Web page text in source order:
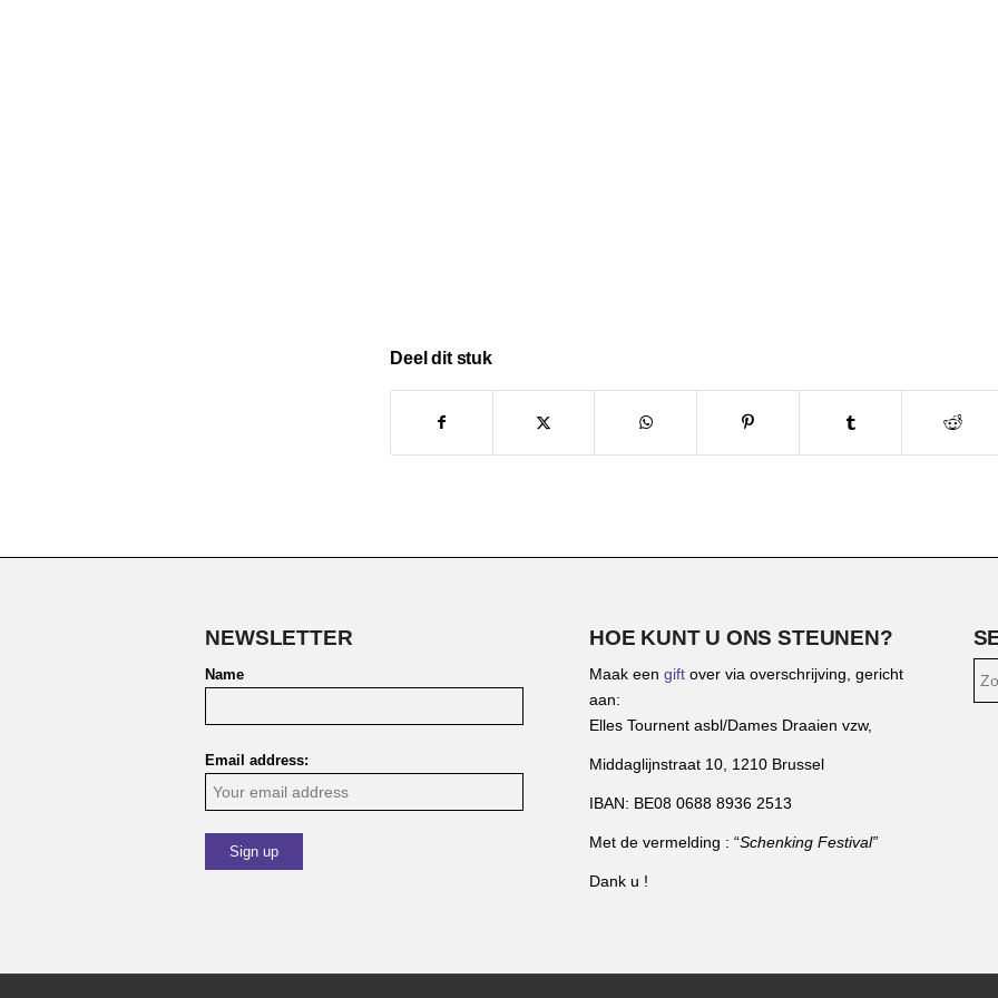
Deel dit stuk
NEWSLETTER
Name
Email address:
HOE KUNT U ONS STEUNEN?
Maak een giftover via overschrijving, gericht
aan:
Elles Tournent asbl/Dames Draaien vzw,
Middaglijnstraat 10, 1210 Brussel
IBAN: BE08 0688 8936 2513
Met de vermelding : “Schenking Festival”
Dank u !